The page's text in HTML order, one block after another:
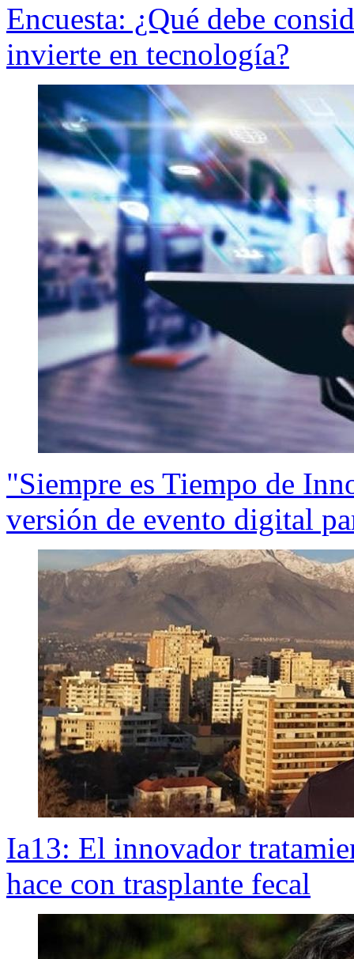
Encuesta: ¿Qué debe
invierte en tecnología?
"Siempre es Tiempo de
versión de evento digital
Ia13: El innovador
hace con trasplante fecal